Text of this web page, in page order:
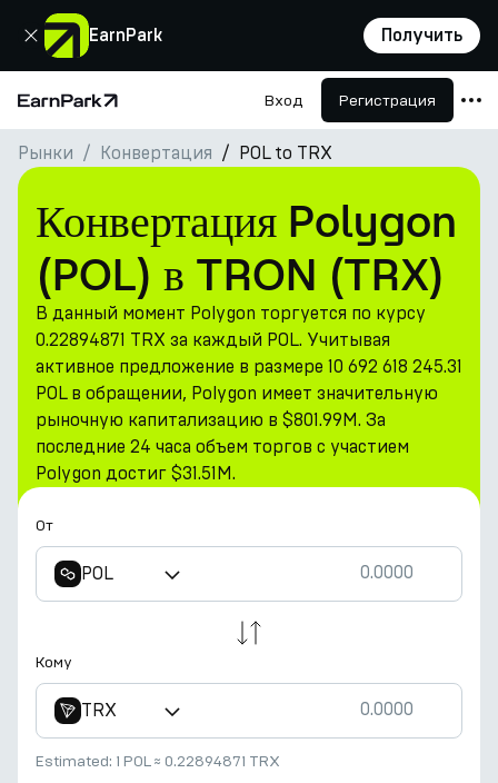
EarnPark Получить
Закрыть
Главная страница Вход Регистрация
Продукты
Рынки
Калькуляторы
Токен PARK
Ресурсы
Компания
Рынки Конвертация POL to TRX
Конвертация Polygon
(POL) в TRON (TRX)
В данный момент Polygon торгуется по курсу
0.22894871 TRX за каждый POL. Учитывая
активное предложение в размере 10 692 618 245.31
POL в обращении, Polygon имеет значительную
рыночную капитализацию в $801.99M. За
последние 24 часа объем торгов с участием
Polygon достиг $31.51M.
От
POL
Кому
TRX
Estimated: 1 POL≈ 0.22894871 TRX